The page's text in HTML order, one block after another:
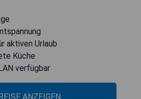
aktiven Urlaub
Küche
verfügbar
ANZEIGEN